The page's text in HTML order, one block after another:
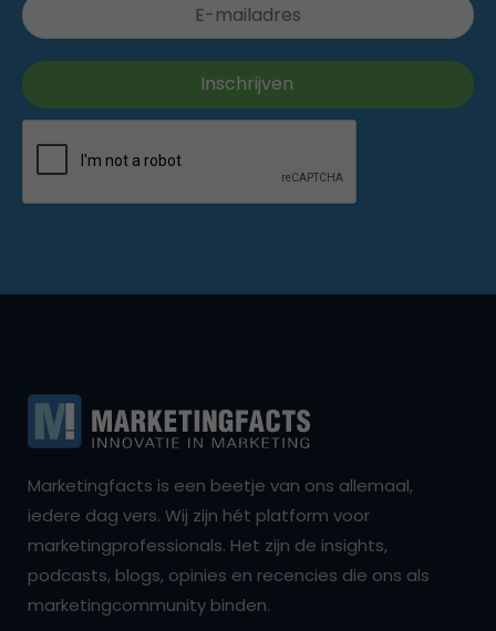
Marketingfacts is een beetje van ons allemaal,
iedere dag vers. Wij zijn hét platform voor
marketingprofessionals. Het zijn de insights,
podcasts, blogs, opinies en recencies die ons als
marketingcommunity binden.